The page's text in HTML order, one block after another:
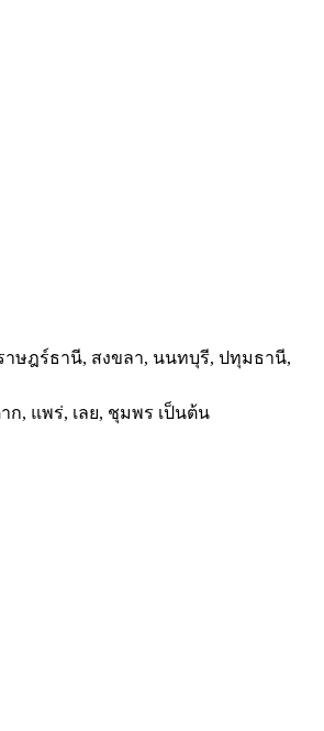
าษฎร์ธานี, สงขลา, นนทบุรี, ปทุมธานี,
, แพร่, เลย, ชุมพร เป็นต้น